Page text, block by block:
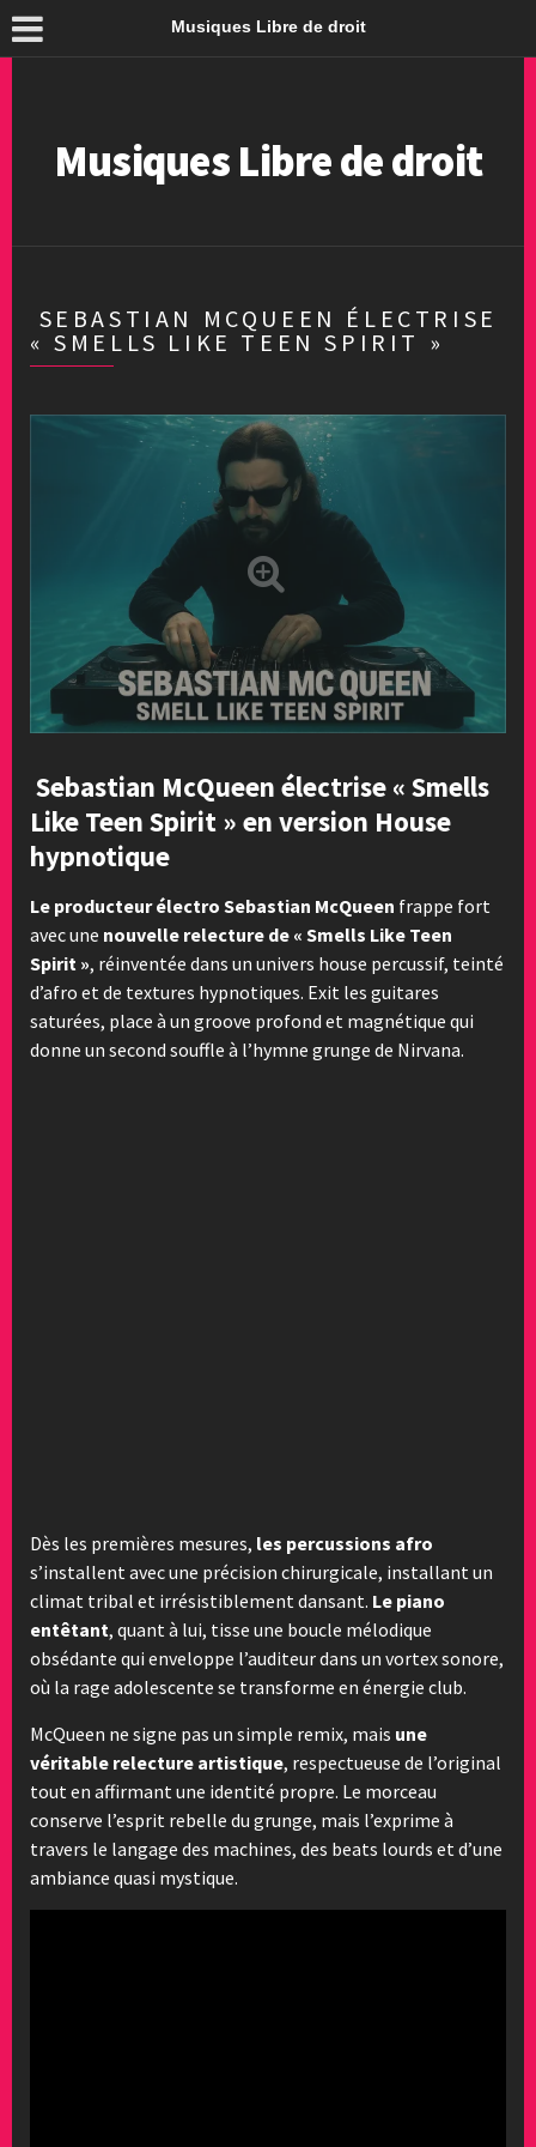
Musiques Libre de droit
Musiques Libre de droit
SEBASTIAN MCQUEEN ÉLECTRISE
« SMELLS LIKE TEEN SPIRIT »
Sebastian McQueen électrise « Smells
Like Teen Spirit » en version House
hypnotique
Le producteur électro Sebastian McQueen frappe fort
avec une nouvelle relecture de « Smells Like Teen
Spirit », réinventée dans un univers house percussif, teinté
d’afro et de textures hypnotiques. Exit les guitares
saturées, place à un groove profond et magnétique qui
donne un second souffle à l’hymne grunge de Nirvana.
Dès les premières mesures, les percussions afro
s’installent avec une précision chirurgicale, installant un
climat tribal et irrésistiblement dansant. Le piano
entêtant, quant à lui, tisse une boucle mélodique
obsédante qui enveloppe l’auditeur dans un vortex sonore,
où la rage adolescente se transforme en énergie club.
McQueen ne signe pas un simple remix, mais une
véritable relecture artistique, respectueuse de l’original
tout en affirmant une identité propre. Le morceau
conserve l’esprit rebelle du grunge, mais l’exprime à
travers le langage des machines, des beats lourds et d’une
ambiance quasi mystique.